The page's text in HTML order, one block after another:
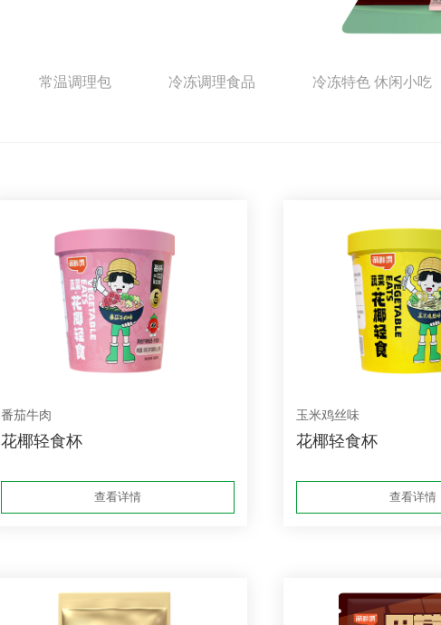
常温调理包 冷冻调理食品 冷冻特色 休闲小吃
番茄牛肉
花椰轻食杯
查看详情
玉米鸡丝味
花椰轻食杯
查看详情